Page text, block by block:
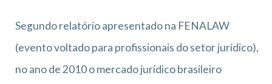
Segundo relatório apresentado na FENALAW
(evento voltado para profissionais do setor jurídico),
no ano de 2010 o mercado jurídico brasileiro